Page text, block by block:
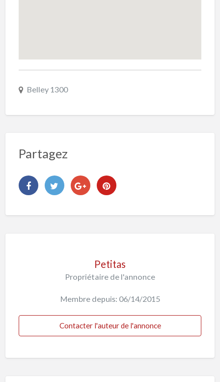
Belley 1300
Partagez
Petitas
Propriétaire de l'annonce
Membre depuis: 06/14/2015
Contacter l'auteur de l'annonce